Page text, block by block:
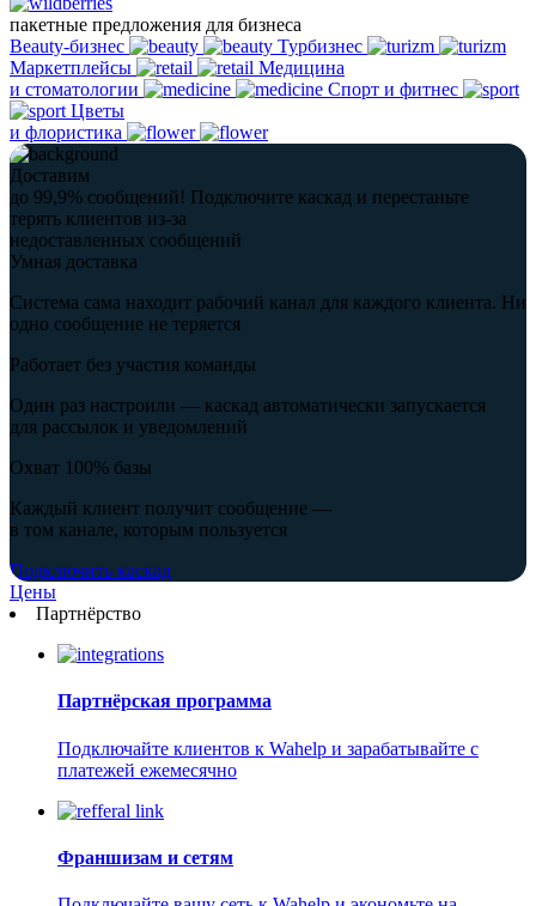
пакетные предложения для бизнеса
Beauty-бизнес
Турбизнес
Маркетплейсы
Медицина
и стоматологии
Спорт и фитнес
Цветы
и флористика
Доставим
до 99,9% сообщений! Подключите каскад и перестаньте
терять клиентов из-за
недоставленных сообщений
Умная доставка
Система сама находит рабочий канал для каждого клиента. Ни
одно сообщение не теряется
Работает без участия команды
Один раз настроили — каскад автоматически запускается
для рассылок и уведомлений
Охват 100% базы
Каждый клиент получит сообщение —
в том канале, которым пользуется
Подключить каскад
Цены
Партнёрство
Партнёрская программа
Подключайте клиентов к Wahelp и зарабатывайте с
платежей ежемесячно
Франшизам и сетям